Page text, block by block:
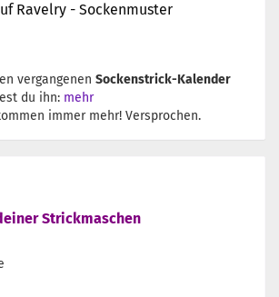
Ravelry - Sockenmuster
vergangenen Sockenstrick-Kalender
du ihn: mehr
immer mehr! Versprochen.
Strickmaschen